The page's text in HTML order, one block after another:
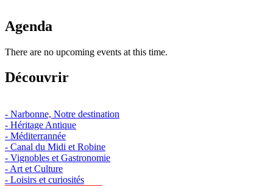
Agenda
There are no upcoming events at this time.
Découvrir
- Narbonne, Notre destination
- Héritage Antique
- Méditerrannée
- Canal du Midi et Robine
- Vignobles et Gastronomie
- Art et Culture
- Loisirs et curiosités